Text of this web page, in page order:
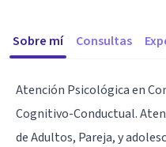
Sobre mí Consultas
Atención Psicológica en
Cognitivo-Conductual.
de Adultos, Pareja, y